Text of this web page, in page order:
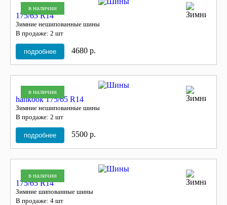
в наличии
175/65 R14
Зимние нешипованные шины
В продаже: 2 шт
подробнее 4680 р.
в наличии
hankook 175/65 R14
Зимние нешипованные шины
В продаже: 2 шт
подробнее 5500 р.
в наличии
175/65 R14
Зимние шипованные шины
В продаже: 4 шт